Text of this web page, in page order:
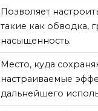
Позволяет
такие как обводка,
насыщенность.
Место, куда
настраиваемые
дальнейшего